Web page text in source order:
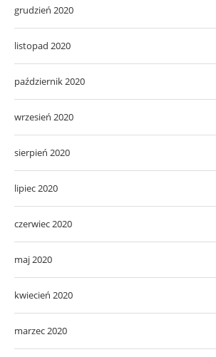
grudzień 2020
listopad 2020
październik 2020
wrzesień 2020
sierpień 2020
lipiec 2020
czerwiec 2020
maj 2020
kwiecień 2020
marzec 2020